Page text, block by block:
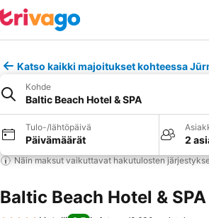
Katso kaikki majoitukset kohteessa
Kohde
Baltic Beach Hotel & SPA
Tulo-/lähtöpäivä
Päivämäärät 2
Näin maksut vaikuttavat hakutulosten
Baltic Beach Hotel & SPA